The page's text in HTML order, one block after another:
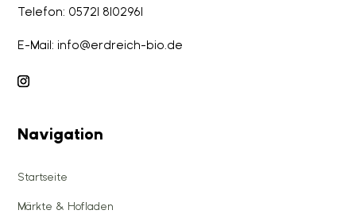
Telefon: 05721 8102961
E-Mail: info@erdreich-bio.de
Navigation
Startseite
Märkte & Hofladen